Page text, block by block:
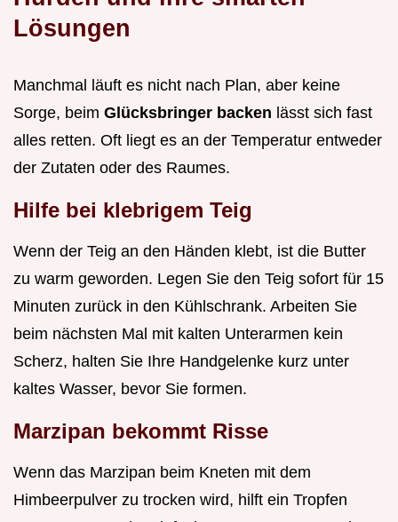
Lösungen
Manchmal läuft es nicht nach Plan, aber keine
Sorge, beim Glücksbringer backen lässt sich fast
alles retten. Oft liegt es an der Temperatur entweder
der Zutaten oder des Raumes.
Hilfe bei klebrigem Teig
Wenn der Teig an den Händen klebt, ist die Butter
zu warm geworden. Legen Sie den Teig sofort für 15
Minuten zurück in den Kühlschrank. Arbeiten Sie
beim nächsten Mal mit kalten Unterarmen kein
Scherz, halten Sie Ihre Handgelenke kurz unter
kaltes Wasser, bevor Sie formen.
Marzipan bekommt Risse
Wenn das Marzipan beim Kneten mit dem
Himbeerpulver zu trocken wird, hilft ein Tropfen